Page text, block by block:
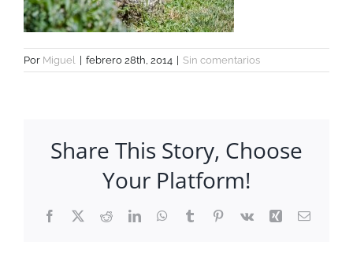
Por Miguel febrero 28th, 2014 Sin comentarios
Share This Story, Choose
Your Platform!
Facebook
X RedditLinkedInWhatsApp
TumblrPinterest
Vk Xing Correo